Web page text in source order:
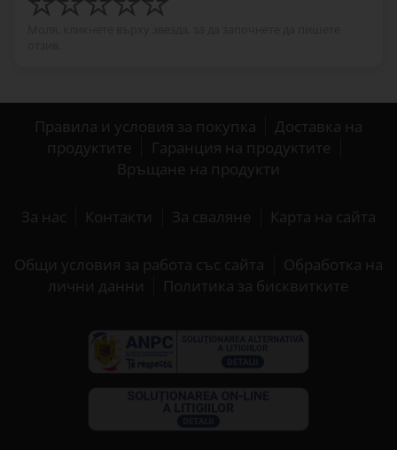
Правила и условия за покупка
Доставка на
продуктите
Гаранция на продуктите
Връщане на продукти
За нас Контакти За сваляне Карта на сайта
Общи условия за работа със сайта
Обработка на
лични данни
Политика за бисквитките